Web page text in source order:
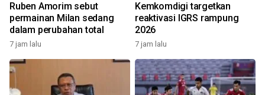
Ruben Amorim sebut
permainan Milan sedang
dalam perubahan total
7 jam lalu
Kemkomdigi targetkan
reaktivasi IGRS rampung
2026
7 jam lalu